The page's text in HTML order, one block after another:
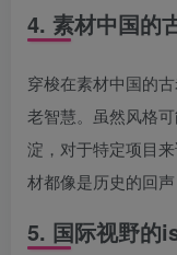
4. 素材中国的
穿梭在素材中国的
老智慧。虽然风格
淀，对于特定项目
材都像是历史的回声
5. 国际视野的